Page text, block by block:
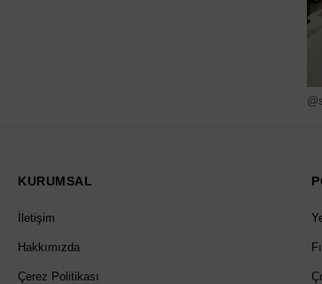
KURUMSAL
İletişim
Hakkımızda
Çerez Politikası